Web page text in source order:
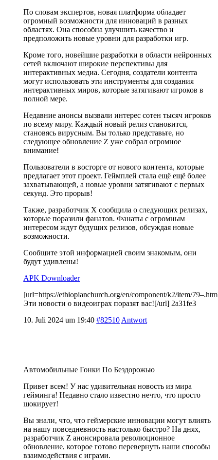
По словам экспертов, новая платформа обладает
огромный возможности для инноваций в разных
областях. Она способна улучшить качество и
предположить новые уровни для разработки игр.
Кроме того, новейшие разработки в области нейронных
сетей включают широкие перспективы для
интерактивных медиа. Сегодня, создатели контента
могут использовать эти инструменты для создания
интерактивных миров, которые затягивают игроков в
полной мере.
Недавние анонсы вызвали интерес сотен тысяч игроков
по всему миру. Каждый новый релиз становится,
становясь вирусным. Вы только представьте, но
следующее обновление Z уже собрал огромное
внимание!
Пользователи в восторге от нового контента, которые
предлагает этот проект. Геймплей стала ещё ещё более
захватывающей, а новые уровни затягивают с первых
секунд. Это прорыв!
Также, разработчик X сообщила о следующих релизах,
которые поразили фанатов. Фанаты с огромным
интересом ждут будущих релизов, обсуждая новые
возможности.
Сообщите этой информацией своим знакомым, они
будут удивлены!
APK Downloader
[url=https://ethiopianchurch.org/en/component/k2/item/
Эти новости о видеоиграх поразят вас![/url] 2a31fe3
10. Juli 2024 um 19:40 #82510 Antwort
Автомобильные Гонки По Бездорожью
Привет всем! У нас удивительная новость из мира
гейминга! Недавно стало известно нечто, что просто
шокирует!
Вы знали, что, что геймерские инновации могут влиять
на нашу повседневность настолько быстро? На днях,
разработчик Z анонсировала революционное
обновление, которое готово перевернуть наши способы
взаимодействия с играми.